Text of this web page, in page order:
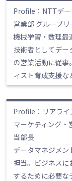
Profile：NTTデ
営業部 グループリ
機械学習・数理最
技術者としてデー
の営業活動に従
ィスト育成支援な
Profile：リアラ
マーケティング・
当部長
データマネジメン
担当。ビジネス
するために必要な